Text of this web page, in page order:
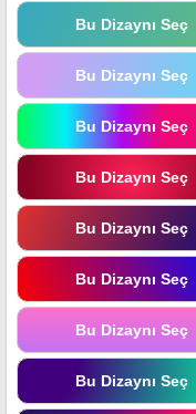
Bu Dizaynı Seç
Bu Dizaynı Seç
Bu Dizaynı Seç
Bu Dizaynı Seç
Bu Dizaynı Seç
Bu Dizaynı Seç
Bu Dizaynı Seç
Bu Dizaynı Seç